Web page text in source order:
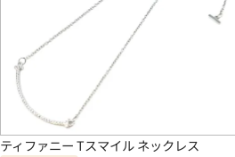
ティファニー Tスマイル ネックレス